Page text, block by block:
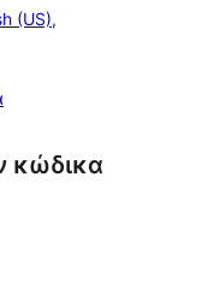
(US),
κώδικα